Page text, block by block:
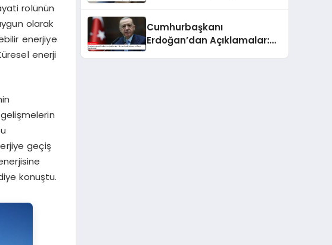
rolünün
olarak
enerjiye
enerji
geçiş
konuştu.
Cumhurbaşkanı
Erdoğan’dan Açıklamalar: